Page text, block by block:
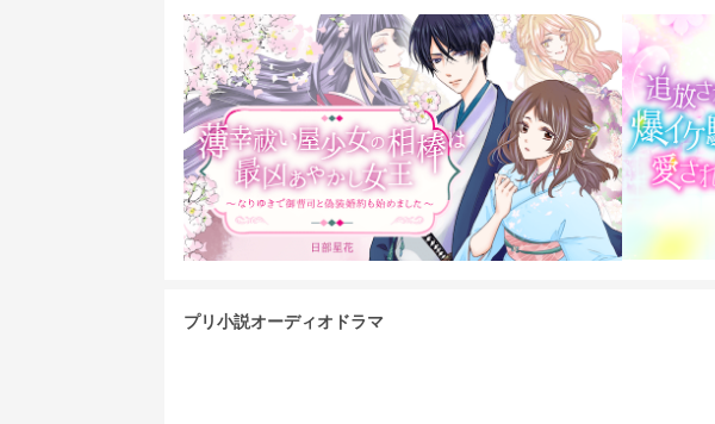
プリ小説オーディオドラマ